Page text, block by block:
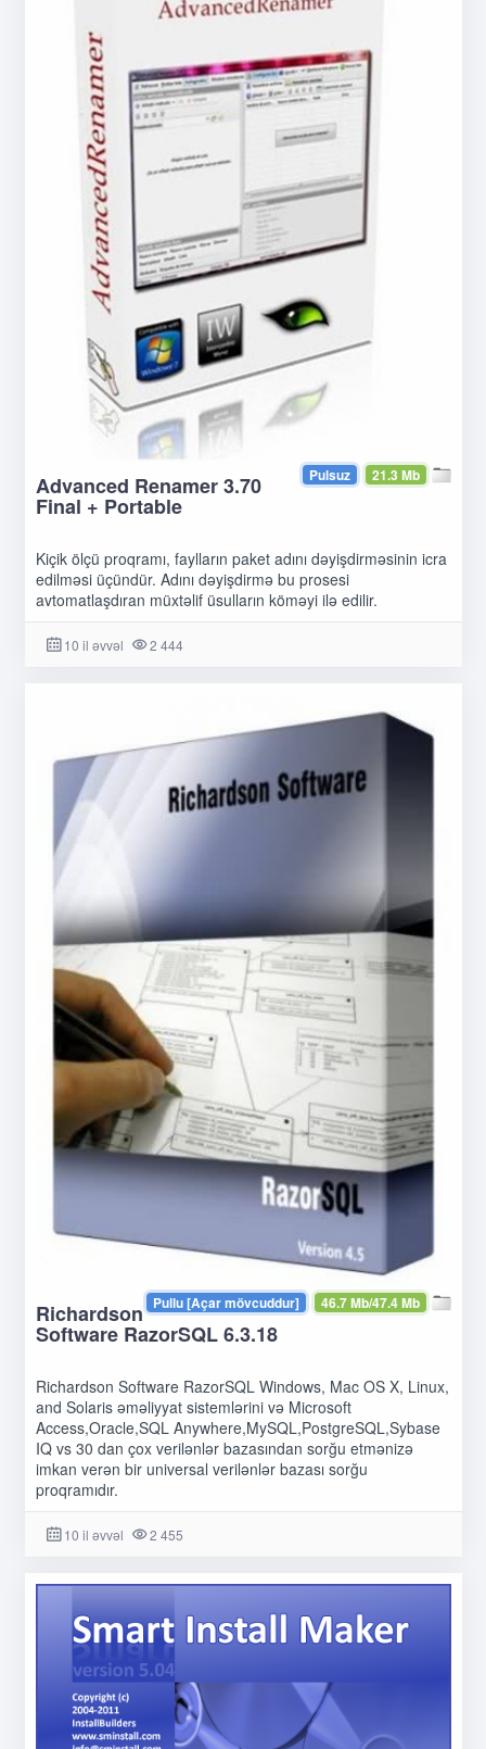
21.3 Mb
Pulsuz
Advanced Renamer 3.70
Final + Portable
Kiçik ölçü proqramı, faylların paket adını dəyişdirməsinin icra
edilməsi üçündür. Adını dəyişdirmə bu prosesi
avtomatlaşdıran müxtəlif üsulların köməyi ilə edilir.
10 il əvvəl 2 444
46.7 Mb/47.4 Mb
Pullu [Açar mövcuddur]
Richardson
Software RazorSQL 6.3.18
Richardson Software RazorSQL Windows, Mac OS X, Linux,
and Solaris əməliyyat sistemlərini və Microsoft
Access,Oracle,SQL Anywhere,MySQL,PostgreSQL,Sybase
IQ vs 30 dan çox verilənlər bazasından sorğu etmənizə
imkan verən bir universal verilənlər bazası sorğu
proqramıdır.
10 il əvvəl 2 455